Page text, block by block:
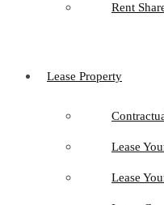
Rent
Lease Property
Lease
Lease